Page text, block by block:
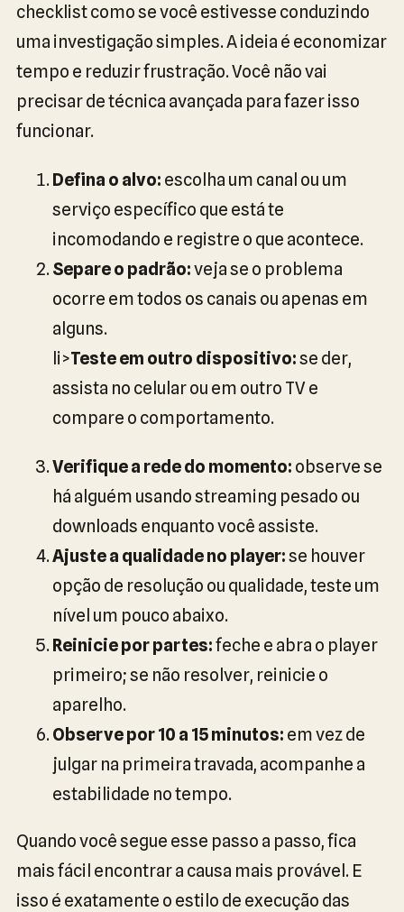
checklist como se você estivesse conduzindo
uma investigação simples. A ideia é economizar
tempo e reduzir frustração. Você não vai
precisar de técnica avançada para fazer isso
funcionar.
Defina o alvo: escolha um canal ou um
serviço específico que está te
incomodando e registre o que acontece.
Separe o padrão:veja se o problema
ocorre em todos os canais ou apenas em
alguns.
li>Teste em outro dispositivo:se der,
assista no celular ou em outro TV e
compare o comportamento.
Verifique a rede do momento: observe se
há alguém usando streaming pesado ou
downloads enquanto você assiste.
Ajuste a qualidade no player:se houver
opção de resolução ou qualidade, teste um
nível um pouco abaixo.
Reinicie por partes:feche e abra o player
primeiro; se não resolver, reinicie o
aparelho.
Observe por 10 a 15 minutos: em vez de
julgar na primeira travada, acompanhe a
estabilidade no tempo.
Quando você segue esse passo a passo, fica
mais fácil encontrar a causa mais provável. E
isso é exatamente o estilo de execução das